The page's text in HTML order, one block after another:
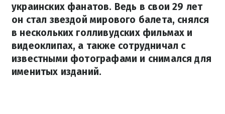
украинских фанатов. Ведь в свои 29 лет
он стал звездой мирового балета, снялся
в нескольких голливудских фильмах и
видеоклипах, а также сотрудничал с
известными фотографами и снимался для
именитых изданий.